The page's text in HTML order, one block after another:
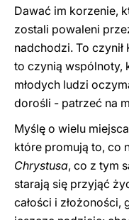
Dawać im korzenie,
zostali powaleni
nadchodzi. To
to czynią wspólnoty,
młodych ludzi
dorośli - patrzeć na
Myślę o wielu
które promują to, co
Chrystusa, co z tym
starają się przyjąć
całości i